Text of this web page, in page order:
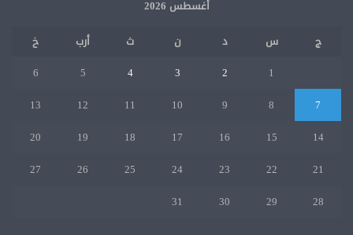
أغسطس 2026
ج
س د ن ث أرب
خ
1
2
3
4
5
6
7
8
9
10
11
12
13
14
15
16
17
18
19
20
21
22
23
24
25
26
27
28
29
30
31